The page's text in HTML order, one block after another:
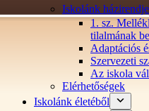
Iskolánk házirendje
1. sz.
tilalmának
Adaptációs
Szervezeti
Az iskola
Elérhetőségek
Iskolánk életéből